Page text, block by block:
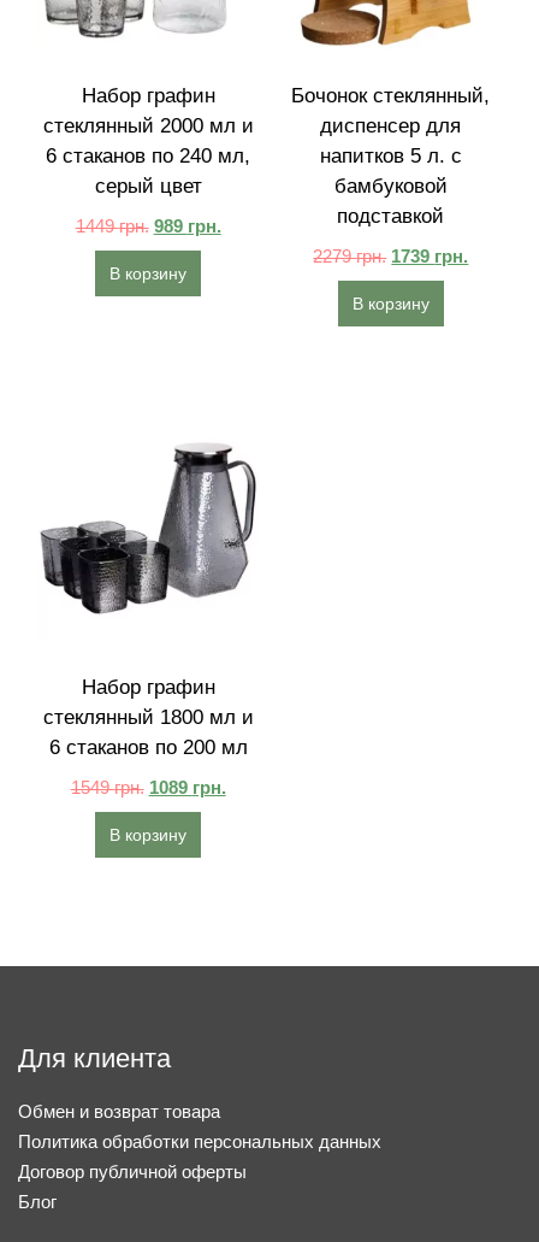
Набор графин
стеклянный 2000 мл и
6 стаканов по 240 мл,
серый цвет
1449грн. 989 грн.
В корзину
Бочонок стеклянный,
диспенсер для
напитков 5 л. с
бамбуковой
подставкой
2279грн. 1739 грн.
В корзину
Набор графин
стеклянный 1800 мл и
6 стаканов по 200 мл
1549грн. 1089 грн.
В корзину
Для клиента
Обмен и возврат товара
Политика обработки персональных данных
Договор публичной оферты
Блог